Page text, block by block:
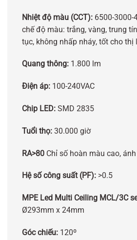
Nhiệt độ màu (CCT): 6500-3000-
chế độ màu: trắng, vàng, trung
tục, không nhấp nháy, tốt cho thị
Quang thông: 1.800 lm
Điện áp: 100-240VAC
Chip LED: SMD 2835
Tuổi thọ: 30.000 giờ
RA>80 Chỉ số hoàn màu cao,
Hệ số công suất (PF): >0.5
MPE Led Multi Ceiling MCL/3C
Ø293mm x 24mm
Góc chiếu: 120º